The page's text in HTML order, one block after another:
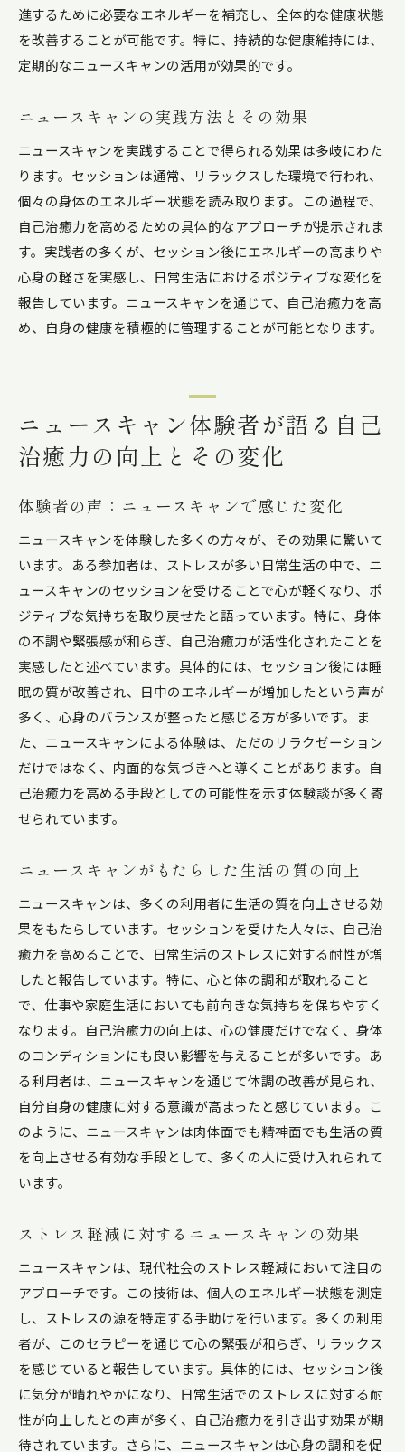
進するために必要なエネルギーを補充し、全体的な健康状態
を改善することが可能です。特に、持続的な健康維持には、
定期的なニュースキャンの活用が効果的です。
ニュースキャンの実践方法とその効果
ニュースキャンを実践することで得られる効果は多岐にわた
ります。セッションは通常、リラックスした環境で行われ、
個々の身体のエネルギー状態を読み取ります。この過程で、
自己治癒力を高めるための具体的なアプローチが提示されま
す。実践者の多くが、セッション後にエネルギーの高まりや
心身の軽さを実感し、日常生活におけるポジティブな変化を
報告しています。ニュースキャンを通じて、自己治癒力を高
め、自身の健康を積極的に管理することが可能となります。
ニュースキャン体験者が語る自己
治癒力の向上とその変化
体験者の声：ニュースキャンで感じた変化
ニュースキャンを体験した多くの方々が、その効果に驚いて
います。ある参加者は、ストレスが多い日常生活の中で、ニ
ュースキャンのセッションを受けることで心が軽くなり、ポ
ジティブな気持ちを取り戻せたと語っています。特に、身体
の不調や緊張感が和らぎ、自己治癒力が活性化されたことを
実感したと述べています。具体的には、セッション後には睡
眠の質が改善され、日中のエネルギーが増加したという声が
多く、心身のバランスが整ったと感じる方が多いです。ま
た、ニュースキャンによる体験は、ただのリラクゼーション
だけではなく、内面的な気づきへと導くことがあります。自
己治癒力を高める手段としての可能性を示す体験談が多く寄
せられています。
ニュースキャンがもたらした生活の質の向上
ニュースキャンは、多くの利用者に生活の質を向上させる効
果をもたらしています。セッションを受けた人々は、自己治
癒力を高めることで、日常生活のストレスに対する耐性が増
したと報告しています。特に、心と体の調和が取れること
で、仕事や家庭生活においても前向きな気持ちを保ちやすく
なります。自己治癒力の向上は、心の健康だけでなく、身体
のコンディションにも良い影響を与えることが多いです。あ
る利用者は、ニュースキャンを通じて体調の改善が見られ、
自分自身の健康に対する意識が高まったと感じています。こ
のように、ニュースキャンは肉体面でも精神面でも生活の質
を向上させる有効な手段として、多くの人に受け入れられて
います。
ストレス軽減に対するニュースキャンの効果
ニュースキャンは、現代社会のストレス軽減において注目の
アプローチです。この技術は、個人のエネルギー状態を測定
し、ストレスの源を特定する手助けを行います。多くの利用
者が、このセラピーを通じて心の緊張が和らぎ、リラックス
を感じていると報告しています。具体的には、セッション後
に気分が晴れやかになり、日常生活でのストレスに対する耐
性が向上したとの声が多く、自己治癒力を引き出す効果が期
待されています。さらに、ニュースキャンは心身の調和を促